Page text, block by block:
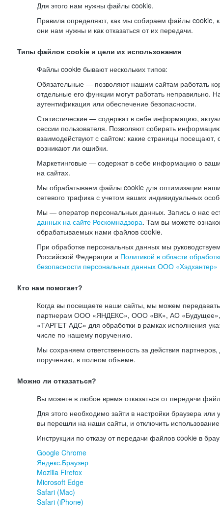
Для этого нам нужны файлы cookie.
Правила определяют, как мы собираем файлы cookie,
они нам нужны и как отказаться от их передачи.
Типы файлов cookie и цели их использования
Файлы cookie бывают нескольких типов:
Обязательные — позволяют нашим сайтам работать
отдельные его функции могут работать неправильно.
аутентификация или обеспечение безопасности.
Статистические — содержат в себе информацию,
сессии пользователя. Позволяют собирать
взаимодействуют с сайтом: какие страницы посещают,
возникают ли ошибки.
Маркетинговые — содержат в себе информацию о
на сайтах.
Мы обрабатываем файлы cookie для оптимизации
сетевого трафика с учетом ваших индивидуальных
Мы — оператор персональных данных. Запись о нас
данных на сайте Роскомнадзора. Там вы можете
обрабатываемых нами файлов cookie.
При обработке персональных данных мы
Российской Федерации и Политикой в области
безопасности персональных данных ООО «Хэдхантер»
Кто нам помогает?
Когда вы посещаете наши сайты, мы можем
партнерам ООО «ЯНДЕКС», ООО «ВК», АО
«ТАРГЕТ АДС» для обработки в рамках исполнения
числе по нашему поручению.
Мы сохраняем ответственность за действия
поручению, в полном объеме.
Можно ли отказаться?
Вы можете в любое время отказаться от передачи
Для этого необходимо зайти в настройки браузера или
вы перешли на наши сайты, и отключить
Инструкции по отказу от передачи файлов cookie в
Google Chrome
Яндекс.Браузер
Mozilla Firefox
Microsoft Edge
Safari (Mac)
Safari (iPhone)